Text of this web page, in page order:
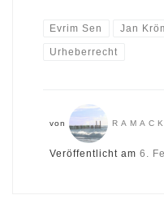
Evrim Sen Jan
Urheberrecht
von RAMACK
Veröffentlicht am 6.